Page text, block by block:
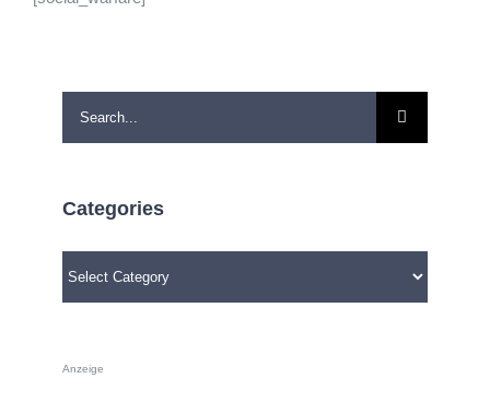
Search
for:
Categories
Categories
Anzeige